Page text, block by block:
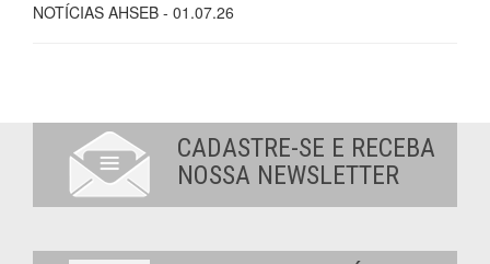
NOTÍCIAS AHSEB - 01.07.26
CADASTRE-SE E RECEBA
NOSSA NEWSLETTER